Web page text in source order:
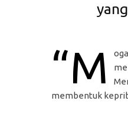
“M
membentuk